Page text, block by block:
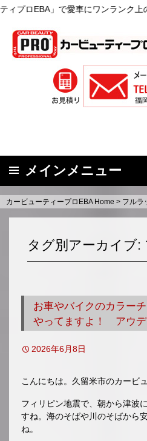
のコーティングを
メインメニュー
コカービューティープロEBA Home > フルラ
タグ別アーカイブ
お車やバイクのカラー
やってますよ！ アウ
2026年6月8日
こんにちは。久留米市のカービ
フィリピン地震で、朝から津波
すね。海のそばや川のそばから
ね。